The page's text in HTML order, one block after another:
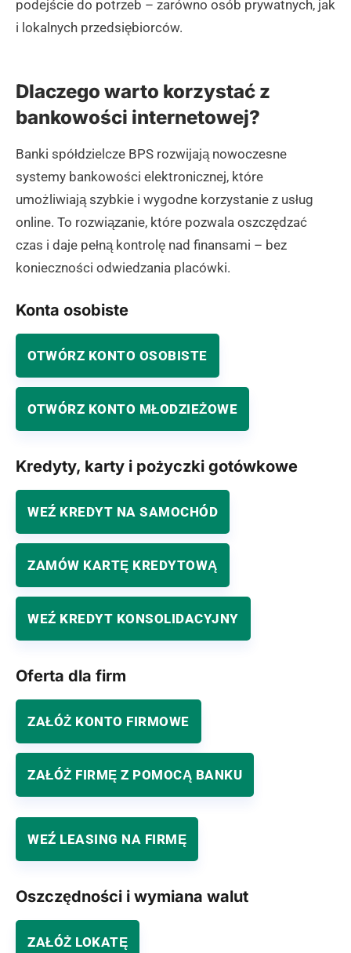
podejście do potrzeb – zarówno osób prywatnych, jak
i lokalnych przedsiębiorców.
Dlaczego warto korzystać z
bankowości internetowej?
Banki spółdzielcze BPS rozwijają nowoczesne
systemy bankowości elektronicznej, które
umożliwiają szybkie i wygodne korzystanie z usług
online. To rozwiązanie, które pozwala oszczędzać
czas i daje pełną kontrolę nad finansami – bez
konieczności odwiedzania placówki.
Konta osobiste
OTWÓRZ KONTO OSOBISTE
OTWÓRZ KONTO MŁODZIEŻOWE
Kredyty, karty i pożyczki gotówkowe
WEŹ KREDYT NA SAMOCHÓD
ZAMÓW KARTĘ KREDYTOWĄ
WEŹ KREDYT KONSOLIDACYJNY
Oferta dla firm
ZAŁÓŻ KONTO FIRMOWE
ZAŁÓŻ FIRMĘ Z POMOCĄ BANKU
WEŹ LEASING NA FIRMĘ
Oszczędności i wymiana walut
ZAŁÓŻ LOKATĘ